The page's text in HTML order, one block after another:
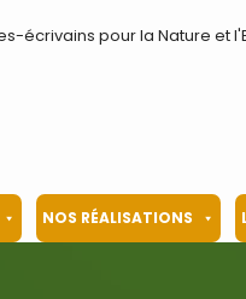
écrivains pour la Nature et
NOS RÉALISATIONS